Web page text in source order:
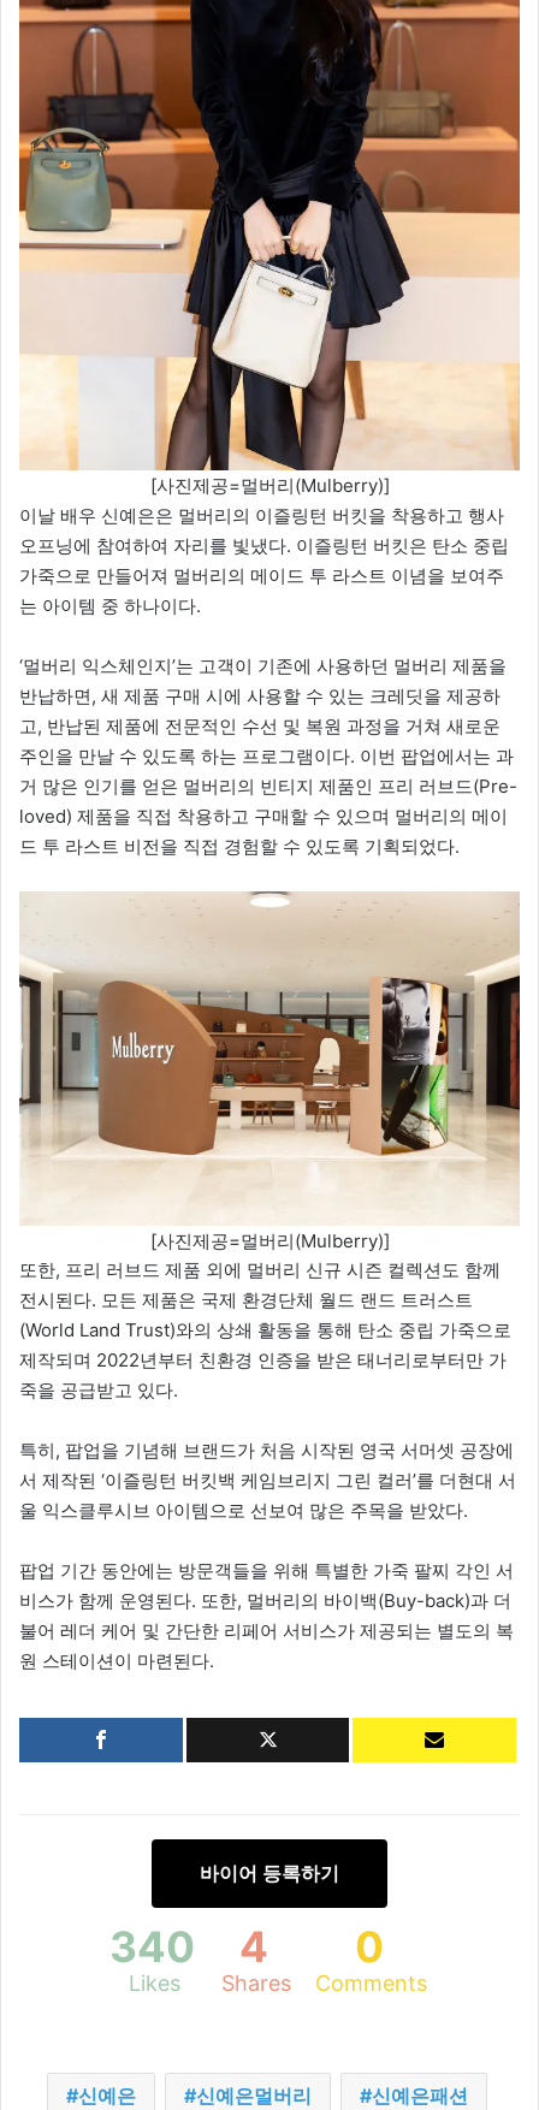
[사진제공=멀버리(Mulberry)]
이날 배우 신예은은 멀버리의 이즐링턴 버킷을 착용하고 행사
오프닝에 참여하여 자리를 빛냈다. 이즐링턴 버킷은 탄소 중립
가죽으로 만들어져 멀버리의 메이드 투 라스트 이념을 보여주
는 아이템 중 하나이다.
‘멀버리 익스체인지’는 고객이 기존에 사용하던 멀버리 제품을
반납하면, 새 제품 구매 시에 사용할 수 있는 크레딧을 제공하
고, 반납된 제품에 전문적인 수선 및 복원 과정을 거쳐 새로운
주인을 만날 수 있도록 하는 프로그램이다. 이번 팝업에서는 과
거 많은 인기를 얻은 멀버리의 빈티지 제품인 프리 러브드(Pre-
loved) 제품을 직접 착용하고 구매할 수 있으며 멀버리의 메이
드 투 라스트 비전을 직접 경험할 수 있도록 기획되었다.
[사진제공=멀버리(Mulberry)]
또한, 프리 러브드 제품 외에 멀버리 신규 시즌 컬렉션도 함께
전시된다. 모든 제품은 국제 환경단체 월드 랜드 트러스트
(World Land Trust)와의 상쇄 활동을 통해 탄소 중립 가죽으로
제작되며 2022년부터 친환경 인증을 받은 태너리로부터만 가
죽을 공급받고 있다.
특히, 팝업을 기념해 브랜드가 처음 시작된 영국 서머셋 공장에
서 제작된 ‘이즐링턴 버킷백 케임브리지 그린 컬러’를 더현대 서
울 익스클루시브 아이템으로 선보여 많은 주목을 받았다.
팝업 기간 동안에는 방문객들을 위해 특별한 가죽 팔찌 각인 서
비스가 함께 운영된다. 또한, 멀버리의 바이백(Buy-back)과 더
불어 레더 케어 및 간단한 리페어 서비스가 제공되는 별도의 복
원 스테이션이 마련된다.
바이어 등록하기
340
Likes
4
Shares
0
Comments
신예은 신예은멀버리 신예은패션